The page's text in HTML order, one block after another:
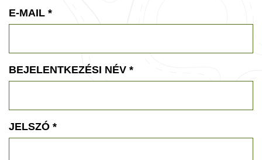
E-MAIL *
BEJELENTKEZÉSI NÉV *
JELSZÓ *